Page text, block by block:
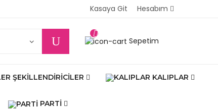
Kasaya Git Hesabım
Sepetim
ŞEKILLENDIRICILER KALIPLAR
PARTI